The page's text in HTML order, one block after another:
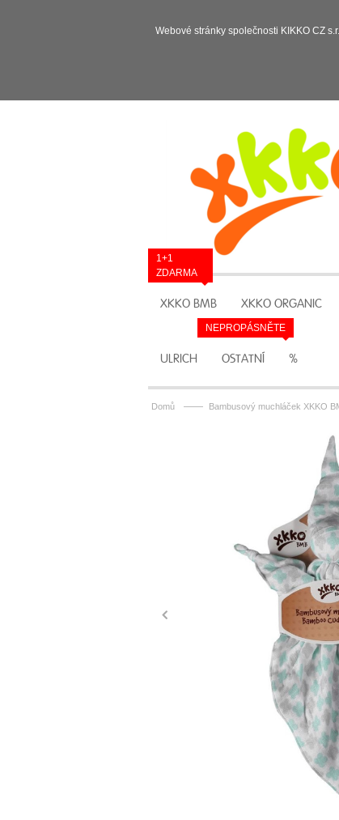
Webové stránky společnosti KIKKO CZ
XKKO BMB
1+1
ZDARMA
XKKO ORGANIC
ULRICH OSTATNÍ %
NEPROPÁSNĚTE
Domů —— Bambusový muchláček XKKO